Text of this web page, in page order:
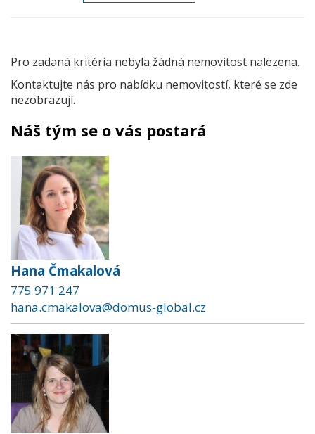
Pro zadaná kritéria nebyla žádná nemovitost nalezena.
Kontaktujte nás pro nabídku nemovitostí, které se zde
nezobrazují.
Náš tým se o vás postará
Hana Čmakalová
775 971 247
hana.cmakalova@domus-global.cz